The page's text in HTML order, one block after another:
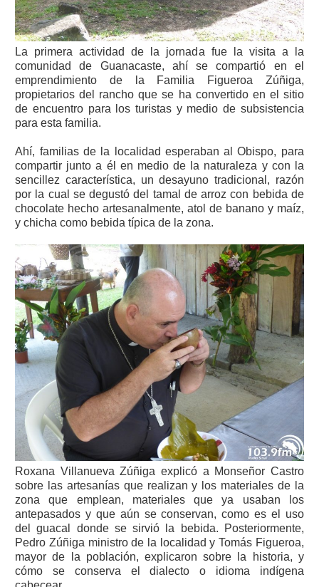
La primera actividad de la jornada fue la visita a la
comunidad de Guanacaste, ahí se compartió en el
emprendimiento de la Familia Figueroa Zúñiga,
propietarios del rancho que se ha convertido en el sitio
de encuentro para los turistas y medio de subsistencia
para esta familia.
Ahí, familias de la localidad esperaban al Obispo, para
compartir junto a él en medio de la naturaleza y con la
sencillez característica, un desayuno tradicional, razón
por la cual se degustó del tamal de arroz con bebida de
chocolate hecho artesanalmente, atol de banano y maíz,
y chicha como bebida típica de la zona.
Roxana Villanueva Zúñiga explicó a Monseñor Castro
sobre las artesanías que realizan y los materiales de la
zona que emplean, materiales que ya usaban los
antepasados y que aún se conservan, como es el uso
del guacal donde se sirvió la bebida. Posteriormente,
Pedro Zúñiga ministro de la localidad y Tomás Figueroa,
mayor de la población, explicaron sobre la historia, y
cómo se conserva el dialecto o idioma indígena